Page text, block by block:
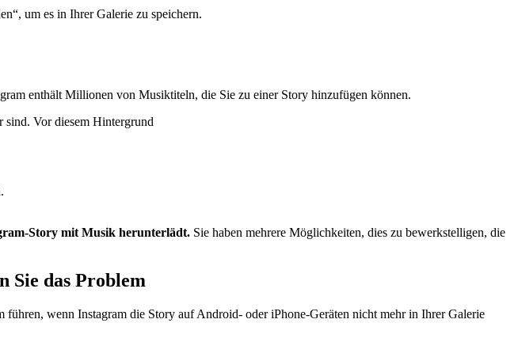
um es in Ihrer Galerie zu speichern.
enthält Millionen von Musiktiteln, die Sie zu einer Story hinzufügen können.
sind. Vor diesem Hintergrund
Story mit Musik herunterlädt. Sie haben mehrere Möglichkeiten, dies zu bewerkstelligen, die
Sie das Problem
führen, wenn Instagram die Story auf Android- oder iPhone-Geräten nicht mehr in Ihrer Galerie